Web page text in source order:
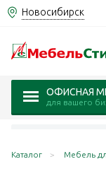
Новосибирск
ОФИСНАЯ
для вашего
Каталог Мебель